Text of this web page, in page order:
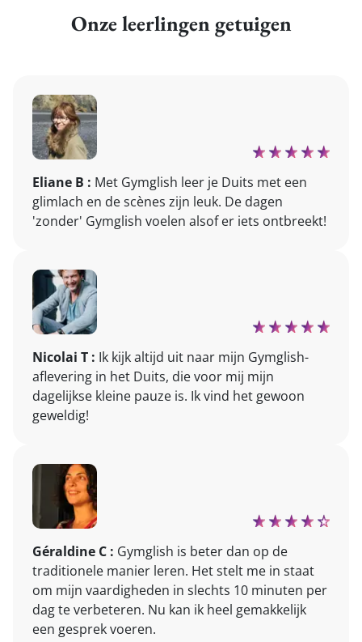
Onze leerlingen getuigen
Eliane B : Met Gymglish leer je Duits met een
glimlach en de scènes zijn leuk. De dagen
'zonder' Gymglish voelen alsof er iets ontbreekt!
Nicolai T : Ik kijk altijd uit naar mijn Gymglish-
aflevering in het Duits, die voor mij mijn
dagelijkse kleine pauze is. Ik vind het gewoon
geweldig!
Géraldine C : Gymglish is beter dan op de
traditionele manier leren. Het stelt me in staat
om mijn vaardigheden in slechts 10 minuten per
dag te verbeteren. Nu kan ik heel gemakkelijk
een gesprek voeren.